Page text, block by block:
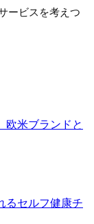
ービスを考えつ
欧米ブランドと
るセルフ健康チ